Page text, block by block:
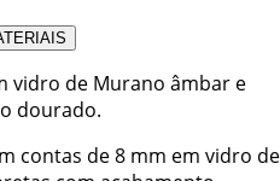
vidro de Murano âmbar e
dourado.
contas de 8 mm em vidro de